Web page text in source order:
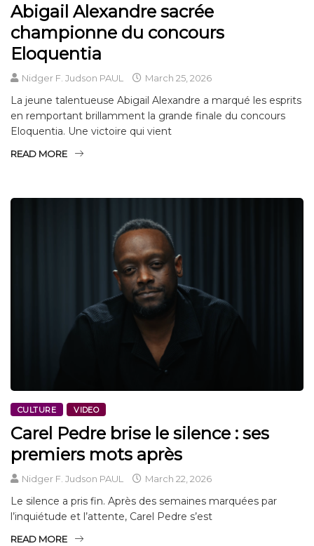
Abigail Alexandre sacrée
championne du concours
Eloquentia
Nidger F. Judson PAUL March 25, 2026
La jeune talentueuse Abigail Alexandre a marqué les esprits
en remportant brillamment la grande finale du concours
Eloquentia. Une victoire qui vient
READ MORE
CULTURE VIDEO
Carel Pedre brise le silence : ses
premiers mots après
Nidger F. Judson PAUL March 22, 2026
Le silence a pris fin. Après des semaines marquées par
l’inquiétude et l’attente, Carel Pedre s’est
READ MORE